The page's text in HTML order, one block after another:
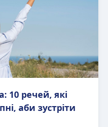
10 речей, які
аби зустріти